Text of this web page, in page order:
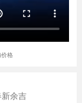
价格
余吉